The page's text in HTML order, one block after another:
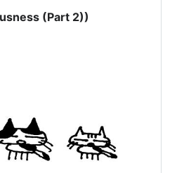
(Part 2))